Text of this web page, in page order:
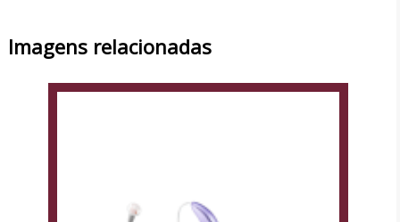
Imagens relacionadas